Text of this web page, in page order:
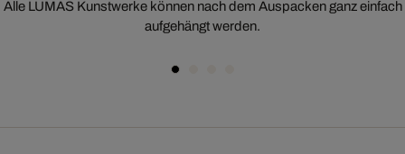
Alle LUMAS Kunstwerke können nach dem Auspacken ganz einfach
aufgehängt werden.